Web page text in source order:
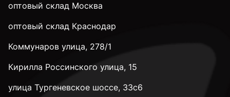
оптовый склад Москва
оптовый склад Краснодар
Коммунаров улица, 278/1
Кирилла Россинского улица, 15
улица Тургеневское шоссе, 33с6